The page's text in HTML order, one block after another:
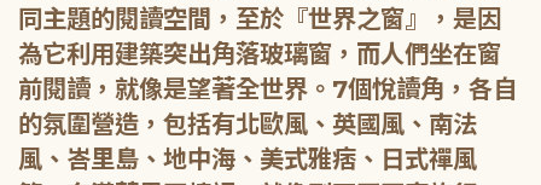
同主題的閱讀空間，至於『世界之窗』，是因
為它利用建築突出角落玻璃窗，而人們坐在窗
前閱讀，就像是望著全世界。7個悅讀角，各自
的氛圍營造，包括有北歐風、英國風、南法
風、峇里島、地中海、美式雅痞、日式禪風